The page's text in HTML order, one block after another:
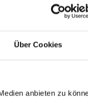
Über Cookies
anbieten zu